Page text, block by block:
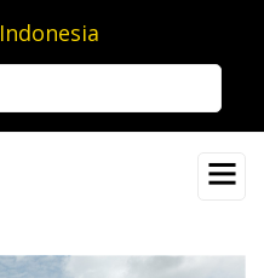
Indonesia